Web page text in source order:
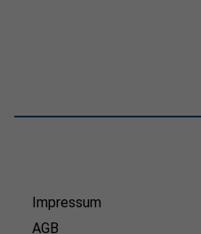
Impressum
AGB